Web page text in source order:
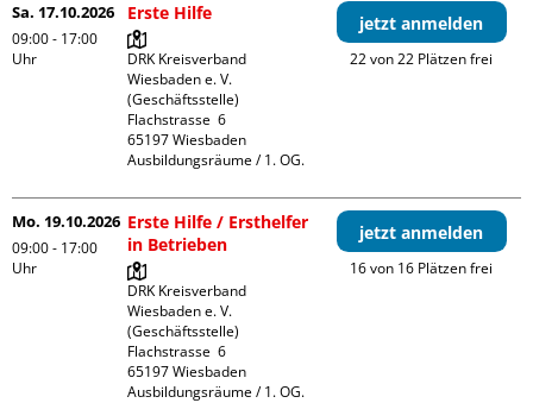
Sa. 17.10.2026
09:00 - 17:00
Uhr
Erste Hilfe
DRK Kreisverband
Wiesbaden e. V.
(Geschäftsstelle)
Flachstrasse  6
65197 Wiesbaden
Ausbildungsräume / 1. OG.
jetzt anmelden
22 von 22 Plätzen frei
Mo. 19.10.2026
09:00 - 17:00
Uhr
Erste Hilfe / Ersthelfer
in Betrieben
DRK Kreisverband
Wiesbaden e. V.
(Geschäftsstelle)
Flachstrasse  6
65197 Wiesbaden
Ausbildungsräume / 1. OG.
jetzt anmelden
16 von 16 Plätzen frei